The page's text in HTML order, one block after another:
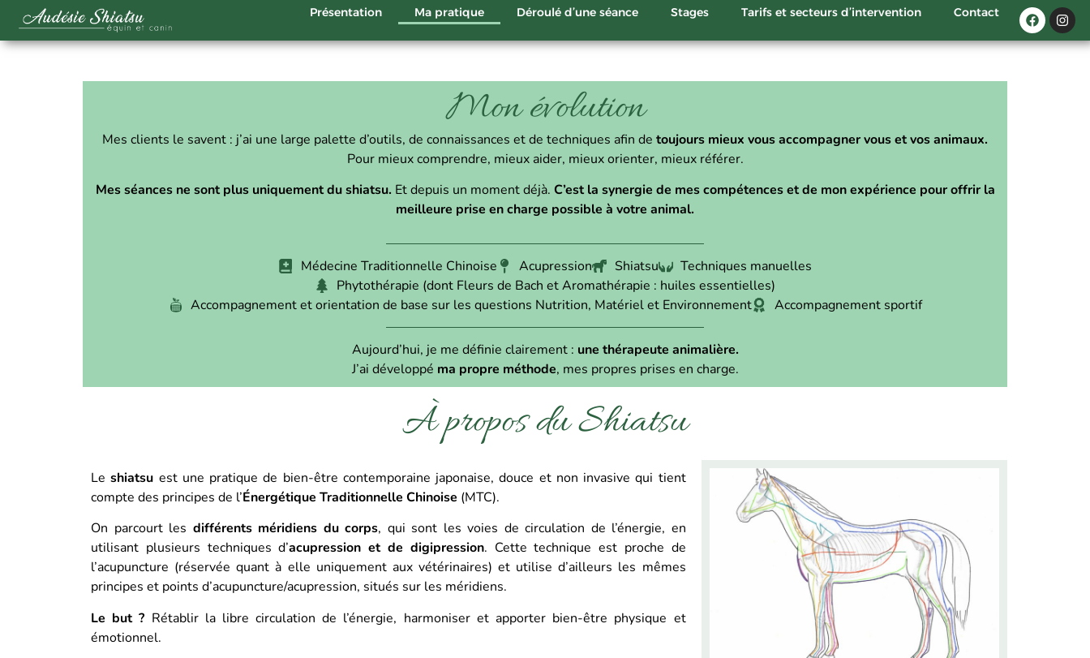
Présentation Ma pratique Déroulé d’une séance Stages Tarifs et secteurs d’intervention Contact
Mon évolution
Mes clients le savent : j’ai une large palette d’outils, de connaissances et de techniques afin de toujours mieux vous accompagner vous et vos animaux.
Pour mieux comprendre, mieux aider, mieux orienter, mieux référer.
Mes séances ne sont plus uniquement du shiatsu. Et depuis un moment déjà. C’est la synergie de mes compétences et de mon expérience pour offrir la
meilleure prise en charge possible à votre animal.
Médecine Traditionnelle Chinoise Acupression Shiatsu
Techniques manuelles
Phytothérapie (dont Fleurs de Bach et Aromathérapie : huiles essentielles)
Accompagnement et orientation de base sur les questions Nutrition, Matériel et Environnement
Accompagnement sportif
Aujourd’hui, je me définie clairement : une thérapeute animalière.
J’ai développé ma propre méthode, mes propres prises en charge.
À propos du Shiatsu
Leshiatsu est une pratique de bien-être contemporaine japonaise, douce et non invasive qui tient
compte des principes de l’Énergétique Traditionnelle Chinoise (MTC).
On parcourt les différents méridiens du corps, qui sont les voies de circulation de l’énergie, en
utilisant plusieurs techniques d’acupression et de digipression. Cette technique est proche de
l’acupuncture (réservée quant à elle uniquement aux vétérinaires) et utilise d’ailleurs les mêmes
principes et points d’acupuncture/acupression, situés sur les méridiens.
Le but ? Rétablir la libre circulation de l’énergie, harmoniser et apporter bien-être physique et
émotionnel.